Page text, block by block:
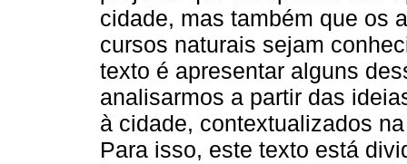
cidade, mas também que os
cursos naturais sejam
texto é apresentar alguns
analisarmos a partir das
à cidade, contextualizados
Para isso, este texto está